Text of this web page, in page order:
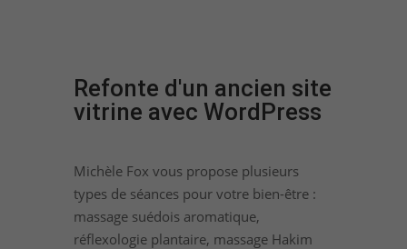
Refonte d'un ancien site
vitrine avec WordPress
Michèle Fox vous propose plusieurs
types de séances pour votre bien-être :
massage suédois aromatique,
réflexologie plantaire, massage Hakim